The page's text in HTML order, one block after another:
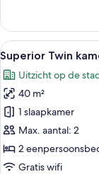
Twin
kamer,
niet-
roken
Alle
foto's
voor
Superior
Twin
kamer,
niet-
roken
4
Superior Twin
Uitzicht op de
40 m²
1 slaapkamer
Max. aantal: 2
2
Gratis wifi